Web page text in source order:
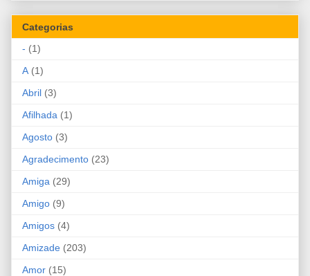
Categorias
- (1)
A (1)
Abril (3)
Afilhada (1)
Agosto (3)
Agradecimento (23)
Amiga (29)
Amigo (9)
Amigos (4)
Amizade (203)
Amor (15)